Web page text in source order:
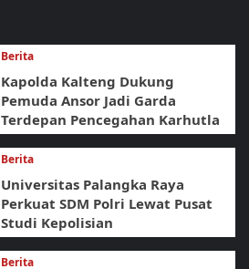
Berita
Kapolda Kalteng Dukung
Pemuda Ansor Jadi Garda
Terdepan Pencegahan Karhutla
Berita
Universitas Palangka Raya
Perkuat SDM Polri Lewat Pusat
Studi Kepolisian
Berita